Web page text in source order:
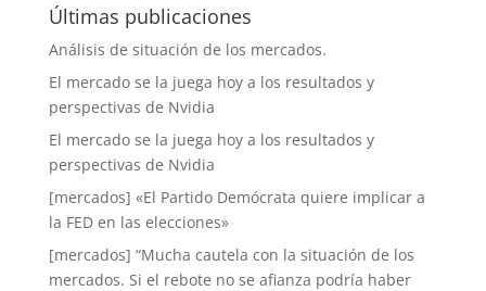
Últimas publicaciones
Análisis de situación de los mercados.
El mercado se la juega hoy a los resultados y
perspectivas de Nvidia
El mercado se la juega hoy a los resultados y
perspectivas de Nvidia
[mercados] «El Partido Demócrata quiere implicar a
la FED en las elecciones»
[mercados] “Mucha cautela con la situación de los
mercados. Si el rebote no se afianza podría haber